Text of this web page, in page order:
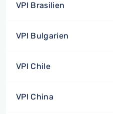
VPI Brasilien
VPI Bulgarien
VPI Chile
VPI China